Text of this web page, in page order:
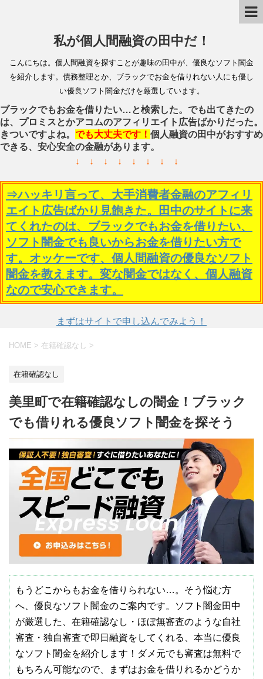
私が個人間融資の田中だ！
こんにちは。個人間融資を探すことが趣味の田中が、優良なソフト闇金
を紹介します。債務整理とか、ブラックでお金を借りれない人にも優し
い優良ソフト闇金だけを厳選しています。
ブラックでもお金を借りたい…と検索した。でも出てきたの
は、プロミスとかアコムのアフィリエイト広告ばかりだった。
きついですよね。 でも大丈夫です！ 個人融資の田中がおすすめ
できる、安心安全の金融があります。
↓ ↓ ↓ ↓ ↓ ↓ ↓ ↓
⇒ハッキリ言って、大手消費者金融のアフィリ
エイト広告ばかり見飽きた。田中のサイトに来
てくれたのは、ブラックでもお金を借りたい、
ソフト闇金でも良いからお金を借りたい方で
す。オッケーです、個人間融資の優良なソフト
闇金を教えます。変な闇金ではなく、個人融資
なので安心できます。
まずはサイトで申し込んでみよう！
HOME > 在籍確認なし >
在籍確認なし
美里町で在籍確認なしの闇金！ブラック
でも借りれる優良ソフト闇金を探そう
もうどこからもお金を借りられない…。そう悩む方
へ、優良なソフト闇金のご案内です。ソフト闇金田中
が厳選した、在籍確認なし・ほぼ無審査のような自社
審査・独自審査で即日融資をしてくれる、本当に優良
なソフト闇金を紹介します！ダメ元でも審査は無料で
もちろん可能なので、まずはお金を借りれるかどうか